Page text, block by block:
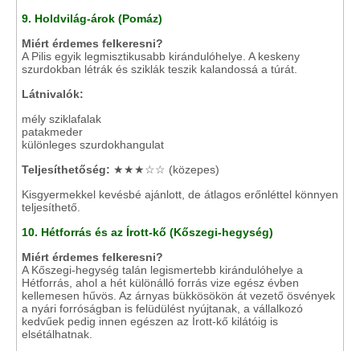
9. Holdvilág-árok (Pomáz)
Miért érdemes felkeresni?
A Pilis egyik legmisztikusabb kirándulóhelye. A keskeny
szurdokban létrák és sziklák teszik kalandossá a túrát.
Látnivalók:
mély sziklafalak
patakmeder
különleges szurdokhangulat
Teljesíthetőség: ★★★☆☆ (közepes)
Kisgyermekkel kevésbé ajánlott, de átlagos erőnléttel könnyen
teljesíthető.
10. Hétforrás és az Írott-kő (Kőszegi-hegység)
Miért érdemes felkeresni?
A Kőszegi-hegység talán legismertebb kirándulóhelye a
Hétforrás, ahol a hét különálló forrás vize egész évben
kellemesen hűvös. Az árnyas bükkösökön át vezető ösvények
a nyári forróságban is felüdülést nyújtanak, a vállalkozó
kedvűek pedig innen egészen az Írott-kő kilátóig is
elsétálhatnak.